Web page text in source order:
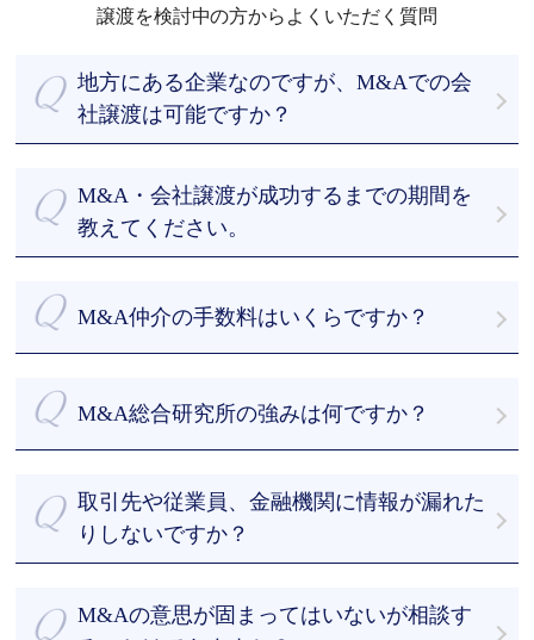
譲渡を検討中の方からよくいただく質問
地方にある企業なのですが、M&Aでの会
社譲渡は可能ですか？
します。今までM&A仲介をさせていただいた会社様
の多くは地方の会社様です。
M&A・会社譲渡が成功するまでの期間を
教えてください。
まずは当社のデータベースから約500 - 1000社程度
に絞って選定し、買い手先を探索します。早ければ
初回相談から１か月以内に面談を実施し、デューデ
導きます。
をなくして、M&Aにかかる期間を短縮することがで
きます。
が聞かれます。M&A総合研究所では、お客様目線で
M&A仲介の手数料はいくらですか？
ついて完全成功報酬制を採用しております。
着手金・中間報酬を一切頂きません。詳細は「料金
体系」をご参照ください。
M&A総合研究所の強みは何ですか？
・M&A支援の実績が豊富
・最短43日のスピード成約
・経験豊富なM&Aアドバイザーのフルサポート
M&A総研はM&Aを専門とするアドバイザーが、丁寧
かつ真摯的にM&Aの交渉をさせていただきます。
取引先や従業員、金融機関に情報が漏れた
りしないですか？
徹底した安全管理に努めています。
また、買手候補に提案する際も、提案する候補先を
M&Aの意思が固まってはいないが相談す